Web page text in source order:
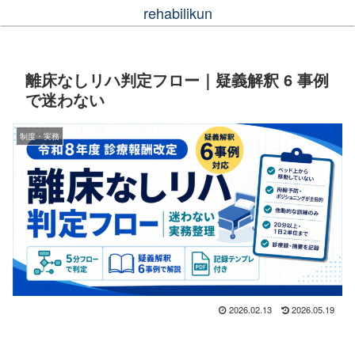
rehabilikun
離床なしリハ判定フロー｜疑義解釈 6 事例
で迷わない
制度・実務
2026.02.13 2026.05.19